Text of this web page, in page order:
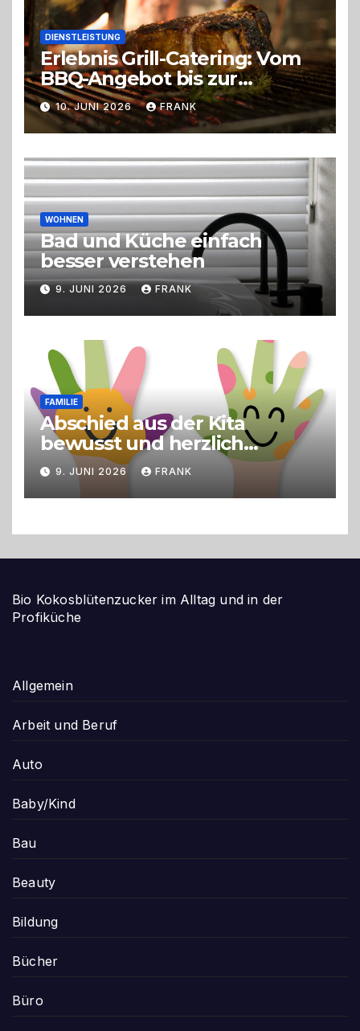
DIENSTLEISTUNG
Erlebnis Grill-Catering: Vom
BBQ-Angebot bis zur
perfekten Eventorganisation
Trend zu Outdoor-Events,
Erlebnisgastronomie und
Live-Cooking
10. JUNI 2026 FRANK
WOHNEN
Bad und Küche einfach
besser verstehen
9. JUNI 2026 FRANK
FAMILIE
Abschied aus der Kita
bewusst und herzlich
gestalten
9. JUNI 2026 FRANK
Bio Kokosblütenzucker im Alltag und in der
Profiküche
Allgemein
Arbeit und Beruf
Auto
Baby/Kind
Bau
Beauty
Bildung
Bücher
Büro